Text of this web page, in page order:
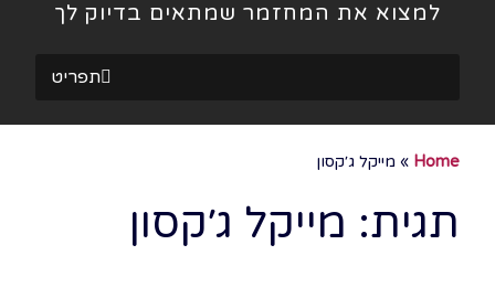
למצוא את המחזמר שמתאים בדיוק לך
תפריט
Home
» מייקל ג׳קסון
תגית: מייקל ג׳קסון